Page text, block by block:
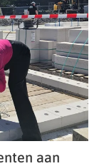
aan